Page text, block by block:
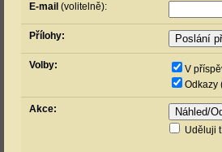
E-mail (volitelně):
Přílohy:
Volby:
V
Odkazy
Akce:
Uděluji